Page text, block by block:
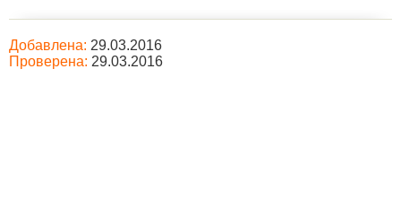
Добавлена: 29.03.2016
Проверена: 29.03.2016